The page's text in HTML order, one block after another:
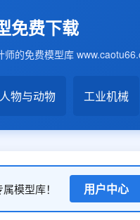
免费下载
的免费模型库
人物与动物 工业机械
模型库！ 用户中心